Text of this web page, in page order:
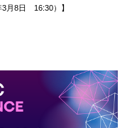
3月8日 16:30）】